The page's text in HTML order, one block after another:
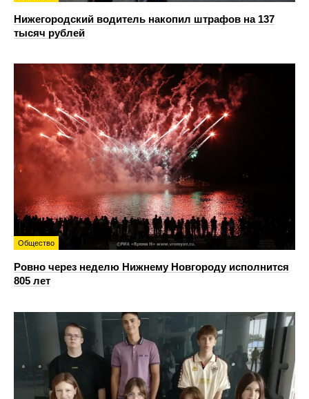
Нижегородский водитель накопил штрафов на 137
тысяч рублей
Общество
Ровно через неделю Нижнему Новгороду исполнится
805 лет